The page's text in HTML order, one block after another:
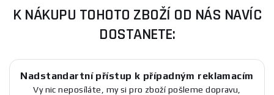
K NÁKUPU TOHOTO ZBOŽÍ OD NÁS NAVÍC
DOSTANETE:
Nadstandartní přístup k případným reklamacím
Vy nic neposíláte, my si pro zboží pošleme dopravu,